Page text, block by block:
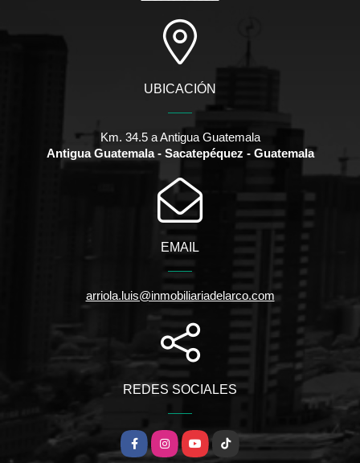
UBICACIÓN
Km. 34.5 a Antigua Guatemala
Antigua Guatemala - Sacatepéquez - Guatemala
EMAIL
arriola.luis@inmobiliariadelarco.com
REDES SOCIALES
FacebookInstagramYouTubeTikTok